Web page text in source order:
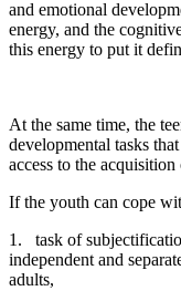
and emotional
energy, and the
this energy to put it
At the same time, the
developmental tasks
access to the
If the youth can cope
1. task of
independent and
adults,